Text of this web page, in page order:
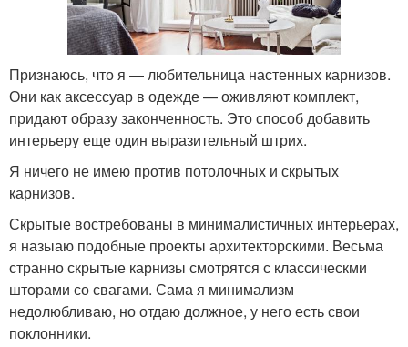
Признаюсь, что я — любительница настенных карнизов.
Они как аксессуар в одежде — оживляют комплект,
придают образу законченность. Это способ добавить
интерьеру еще один выразительный штрих.
Я ничего не имею против потолочных и скрытых
карнизов.
Скрытые востребованы в минималистичных интерьерах,
я назыаю подобные проекты архитекторскими. Весьма
странно скрытые карнизы смотрятся с классическми
шторами со свагами. Сама я минимализм
недолюбливаю, но отдаю должное, у него есть свои
поклонники.